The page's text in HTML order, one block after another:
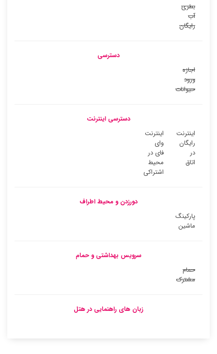
بطری
آب
رایگان
دسترسی
اجازه
ورود
حیوانات
دسترسی اینترنت
اینترنت
رایگان
در
اتاق
اینترنت
وای
فای در
محیط
اشتراکی
دورزدن و محیط اطراف
پارکینگ
ماشین
سرویس بهداشتی و حمام
حمام
مشترک
زبان های راهنمایی در هتل